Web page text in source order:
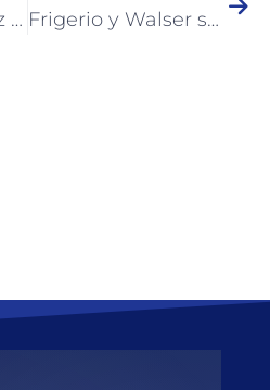
Cinthia Fernández fue distinguida como Deportista del Año en los Premios Santos Justo y Pastor 2025 Frigerio y Walser se reunieron con legisladores, intendentes y actores regionales por el proyecto de la refinería frente a Colón